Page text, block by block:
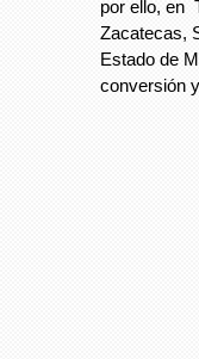
por ello, en
Zacatecas,
Estado de
conversión